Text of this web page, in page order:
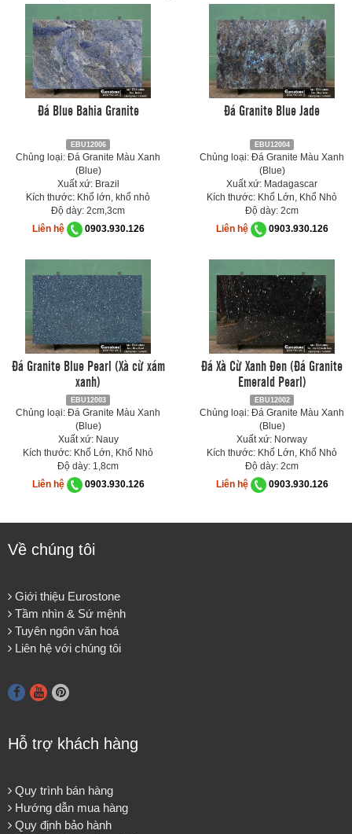
Đá Blue Bahia Granite
EBU12006
Chủng loại: Đá Granite Màu Xanh
(Blue)
Xuất xứ: Brazil
Kích thước: Khổ lớn, khổ nhỏ
Độ dày: 2cm,3cm
Liên hệ
0903.930.126
Đá Granite Blue Jade
EBU12004
Chủng loại: Đá Granite Màu Xanh
(Blue)
Xuất xứ: Madagascar
Kích thước: Khổ Lớn, Khổ Nhỏ
Độ dày: 2cm
Liên hệ
0903.930.126
Đá Granite Blue Pearl (Xà cừ xám
xanh)
EBU12003
Chủng loại: Đá Granite Màu Xanh
(Blue)
Xuất xứ: Nauy
Kích thước: Khổ Lớn, Khổ Nhỏ
Độ dày: 1,8cm
Liên hệ
0903.930.126
Đá Xà Cừ Xanh Đen (Đá Granite
Emerald Pearl)
EBU12002
Chủng loại: Đá Granite Màu Xanh
(Blue)
Xuất xứ: Norway
Kích thước: Khổ Lớn, Khổ Nhỏ
Độ dày: 2cm
Liên hệ
0903.930.126
Về chúng tôi
Giới thiệu Eurostone
Tầm nhìn & Sứ mệnh
Tuyên ngôn văn hoá
Liên hệ với chúng tôi
Hỗ trợ khách hàng
Quy trình bán hàng
Hướng dẫn mua hàng
Quy định bảo hành